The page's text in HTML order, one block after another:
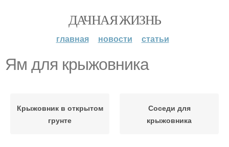
ДАЧНАЯ ЖИЗНЬ
главная новости статьи
Ям для крыжовника
Крыжовник в открытом
грунте
Соседи для
крыжовника